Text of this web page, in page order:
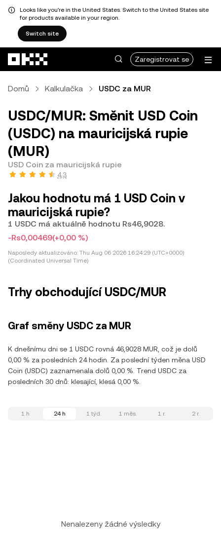
Looks like you're in the United States. Switch to the United States site
for products available in your region.
Switch site
Zaregistrovat se
Domů Kalkulačka USDC za MUR
USDC/MUR: Směnit USD Coin
(USDC) na mauricijská rupie
(MUR)
USD Coin za mauricijská rupie
4,3
Jakou hodnotu má 1 USD Coin v
mauricijská rupie?
1 USDC má aktuálně hodnotu Rs46,9028.
-Rs0,00469(+0,00 %)
Naposledy aktualizováno: Thu Aug 06 2026 16:24:29 (UTC+0000)
(Coordinated Universal Time)
Trhy obchodující USDC/MUR
Graf směny USDC za MUR
K dnešnímu dni se 1 USDC rovná 46,9028 MUR, což je dolů
0,00 % za posledních 24 hodin. Za poslední týden měna USD
Coin (USDC) zaznamenala dolů 0,00 %. Trend USDC za
posledních 30 dnů: klesající, klesá 0,00 %.
1 h 24 h 1 týd. 1 měs. 1 r. 2 r.
Nenalezeny žádné výsledky